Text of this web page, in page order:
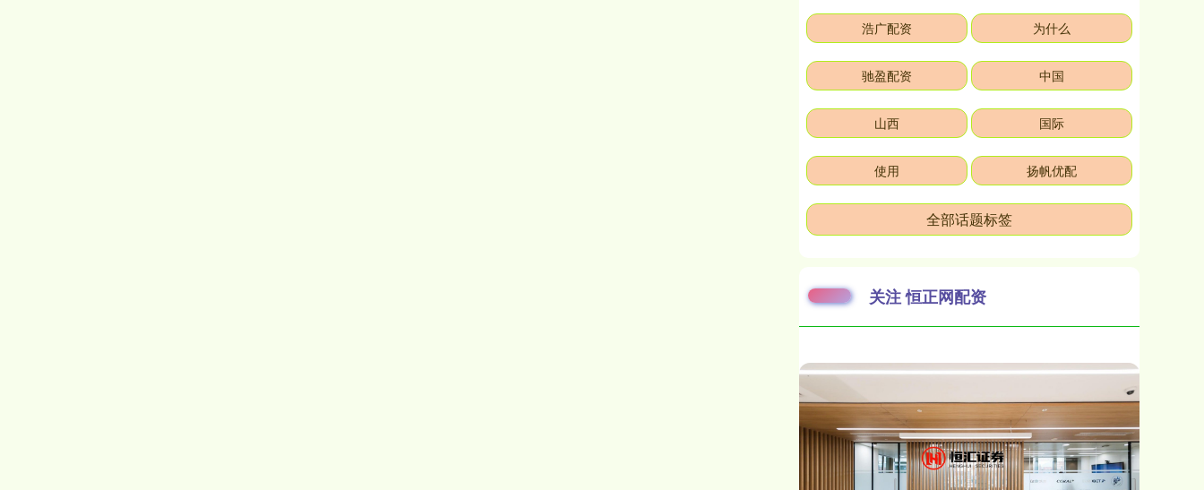
浩广配资 为什么
驰盈配资 中国
山西 国际
使用 扬帆优配
全部话题标签
关注 恒正网配资